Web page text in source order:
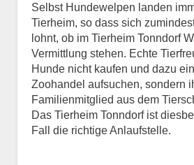
Informationen
Tier.
Art des Tiers*
Selbst Hundewelpen landen
Tierheim, so dass sich
lohnt, ob im Tierheim Tonndorf
Vermittlung stehen. Echte
Hunde nicht kaufen und dazu
Zoohandel aufsuchen, sondern
Familienmitglied aus dem
Das Tierheim Tonndorf ist
Fall die richtige Anlaufstelle.